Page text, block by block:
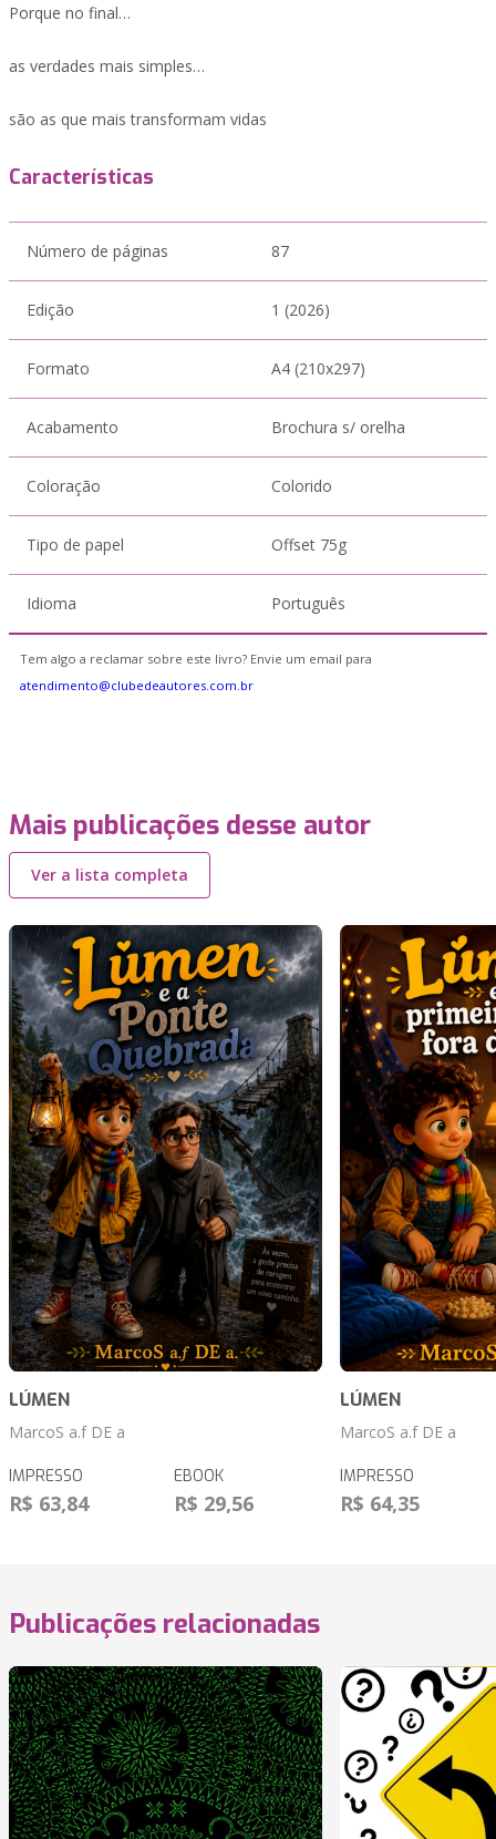
Porque no final…
as verdades mais simples…
são as que mais transformam vidas
Características
Número de páginas 87
Edição 1 (2026)
Formato A4 (210x297)
Acabamento Brochura s/ orelha
Coloração Colorido
Tipo de papel Offset 75g
Idioma Português
Tem algo a reclamar sobre este livro? Envie um email para
atendimento@clubedeautores.com.br
Mais publicações desse autor
Ver a lista completa
LÚMEN
MarcoS a.f DE a
IMPRESSO
R$ 63,84
EBOOK
R$ 29,56
LÚMEN
MarcoS a.f DE a
IMPRESSO
R$ 64,35
Publicações relacionadas